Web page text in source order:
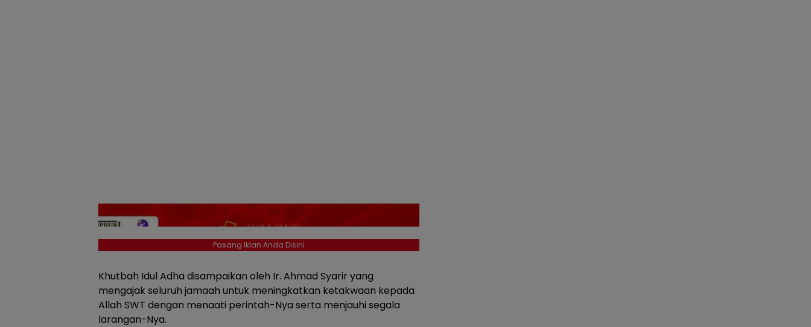
Pasang Iklan Anda Disini
Khutbah Idul Adha disampaikan oleh Ir. Ahmad Syarir yang
mengajak seluruh jamaah untuk meningkatkan ketakwaan kepada
Allah SWT dengan menaati perintah-Nya serta menjauhi segala
larangan-Nya.